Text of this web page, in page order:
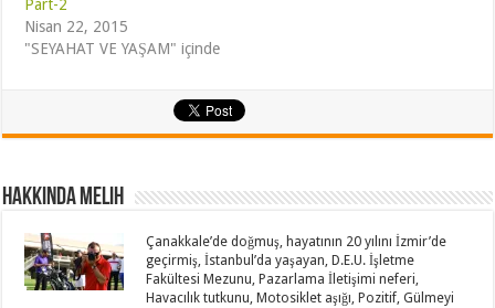
Part-2
Nisan 22, 2015
"SEYAHAT VE YAŞAM" içinde
Hakkında Melih
Çanakkale’de doğmuş, hayatının 20 yılını İzmir’de
geçirmiş, İstanbul’da yaşayan, D.E.U. İşletme
Fakültesi Mezunu, Pazarlama İletişimi neferi,
Havacılık tutkunu, Motosiklet aşığı, Pozitif, Gülmeyi